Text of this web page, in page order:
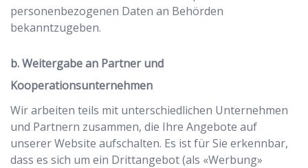
personenbezogenen Daten an Behörden
bekanntzugeben.
b. Weitergabe an Partner und
Kooperationsunternehmen
Wir arbeiten teils mit unterschiedlichen Unternehmen
und Partnern zusammen, die Ihre Angebote auf
unserer Website aufschalten. Es ist für Sie erkennbar,
dass es sich um ein Drittangebot (als «Werbung»